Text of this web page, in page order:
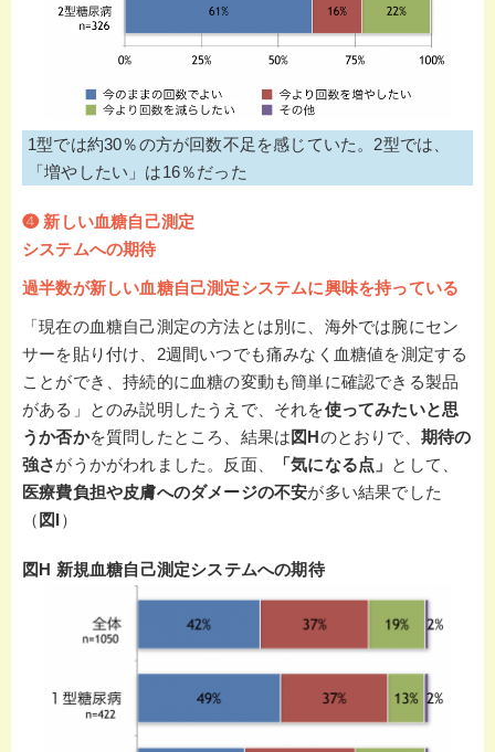
1型では約30％の方が回数不足を感じていた。2型では、
「増やしたい」は16％だった
❹ 新しい血糖自己測定
システムへの期待
過半数が新しい血糖自己測定システムに興味を持っている
「現在の血糖自己測定の方法とは別に、海外では腕にセン
サーを貼り付け、2週間いつでも痛みなく血糖値を測定する
ことができ、持続的に血糖の変動も簡単に確認できる製品
がある」とのみ説明したうえで、それを使ってみたいと思
うか否かを質問したところ、結果は 図Hのとおりで、 期待の
強さがうかがわれました。反面、 「気になる点」 として、
医療費負担や皮膚へのダメージの不安が多い結果でした
（ 図I）
図H 新規血糖自己測定システムへの期待